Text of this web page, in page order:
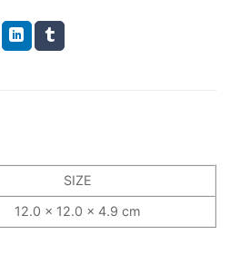
SIZE
12.0 x 12.0 x 4.9 cm